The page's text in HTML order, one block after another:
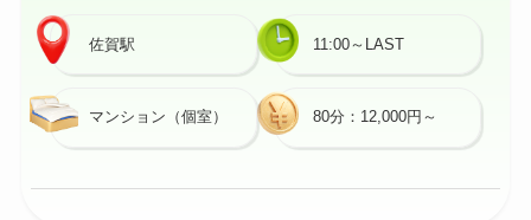
佐賀駅 11:00～LAST
マンション（個室） 80分：12,000円～